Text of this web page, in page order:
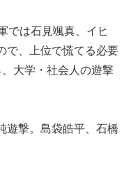
では石見颯真、イヒ
で、上位で慌てる必要
大学・社会人の遊撃
遊撃。島袋皓平、石橋